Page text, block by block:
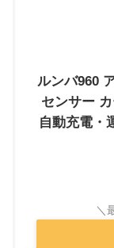
ルンバ960
センサー
自動充電・